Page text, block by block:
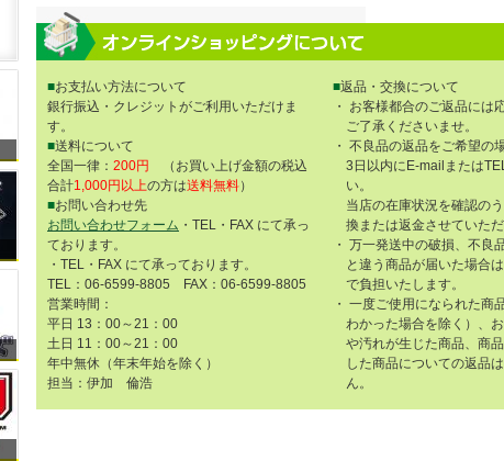
■お支払い方法について
銀行振込・クレジットがご利用いただけま
す。
■送料について
全国一律： 200円
（お買い上げ金額の税込
合計1,000円以上の方は送料無料）
■お問い合わせ先
お問い合わせフォーム ・TEL・FAX にて承っ
ております。
・TEL・FAX にて承っております。
TEL：06-6599-8805 FAX：06-6599-8805
営業時間：
平日 13：00～21：00
土日 11：00～21：00
年中無休（年末年始を除く）
担当：伊加 倫浩
■返品・交換について
・ お客様都合のご返品には
ご了承くださいませ。
・ 不良品の返品をご希望の
3日以内にE-mailまたは
い。
当店の在庫状況を確認の
換または返金させていただ
・ 万一発送中の破損、不良
と違う商品が届いた場合
で負担いたします。
・ 一度ご使用になられた商
わかった場合を除く）、
や汚れが生じた商品、商
した商品についての返品
ん。